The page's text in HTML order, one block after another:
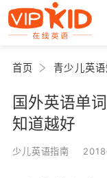
首页 青少儿英语
国外英语单
知道越好
少儿英语指南